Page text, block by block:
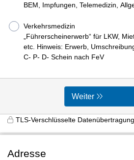
BEM, Impfungen, Telemedizin,
Verkehrsmedizin
„Führerscheinerwerb“ für LKW,
etc. Hinweis: Erwerb, Umschreibung, Verlängerung für den
C- P- D- Schein nach FeV
Weiter
TLS-Verschlüsselte Datenübertragung
Adresse